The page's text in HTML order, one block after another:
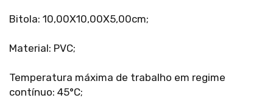
Bitola: 10,00X10,00X5,00cm;
Material: PVC;
Temperatura máxima de trabalho em regime
contínuo: 45°C;